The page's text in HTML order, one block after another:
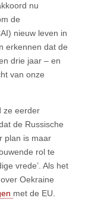
nu
de
nieuw leven in
erkennen dat de
drie jaar – en
van onze
ze eerder
de Russische
plan is maar
rol te
vrede’. Als het
Oekraine
met de EU.